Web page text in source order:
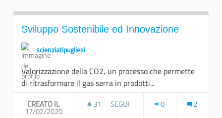
Sviluppo Sostenibile ed Innovazione
scienziatipugliesi
Valorizzazione della CO2, un processo che permette
di ritrasformare il gas serra in prodotti...
CREATO IL
17/02/2020
31 31 SOSTENITORI
SEGUI 0 2